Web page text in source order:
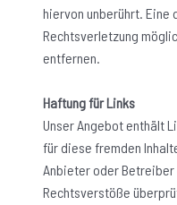
hiervon unberührt.
Rechtsverletzung
entfernen.
Haftung für Links
Unser Angebot enthält
für diese fremden
Anbieter oder Betreiber
Rechtsverstöße